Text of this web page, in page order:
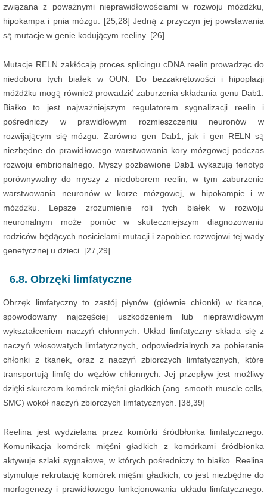
związana z poważnymi nieprawidłowościami w rozwoju móżdżku,
hipokampa i pnia mózgu. [25,28] Jedną z przyczyn jej powstawania
są mutacje w genie kodującym reeliny. [26]
Mutacje RELN zakłócają proces splicingu cDNA reelin prowadząc do
niedoboru tych białek w OUN. Do bezzakrętowości i hipoplazji
móżdżku mogą również prowadzić zaburzenia składania genu Dab1.
Białko to jest najważniejszym regulatorem sygnalizacji reelin i
pośredniczy w prawidłowym rozmieszczeniu neuronów w
rozwijającym się mózgu. Zarówno gen Dab1, jak i gen RELN są
niezbędne do prawidłowego warstwowania kory mózgowej podczas
rozwoju embrionalnego. Myszy pozbawione Dab1 wykazują fenotyp
porównywalny do myszy z niedoborem reelin, w tym zaburzenie
warstwowania neuronów w korze mózgowej, w hipokampie i w
móżdżku. Lepsze zrozumienie roli tych białek w rozwoju
neuronalnym może pomóc w skuteczniejszym diagnozowaniu
rodziców będących nosicielami mutacji i zapobiec rozwojowi tej wady
genetycznej u dzieci. [27,29]
6.8. Obrzęki limfatyczne
Obrzęk limfatyczny to zastój płynów (głównie chłonki) w tkance,
spowodowany najczęściej uszkodzeniem lub nieprawidłowym
wykształceniem naczyń chłonnych. Układ limfatyczny składa się z
naczyń włosowatych limfatycznych, odpowiedzialnych za pobieranie
chłonki z tkanek, oraz z naczyń zbiorczych limfatycznych, które
transportują limfę do węzłów chłonnych. Jej przepływ jest możliwy
dzięki skurczom komórek mięśni gładkich (ang. smooth muscle cells,
SMC) wokół naczyń zbiorczych limfatycznych. [38,39]
Reelina jest wydzielana przez komórki śródbłonka limfatycznego.
Komunikacja komórek mięśni gładkich z komórkami śródbłonka
aktywuje szlaki sygnałowe, w których pośredniczy to białko. Reelina
stymuluje rekrutację komórek mięśni gładkich, co jest niezbędne do
morfogenezy i prawidłowego funkcjonowania układu limfatycznego.